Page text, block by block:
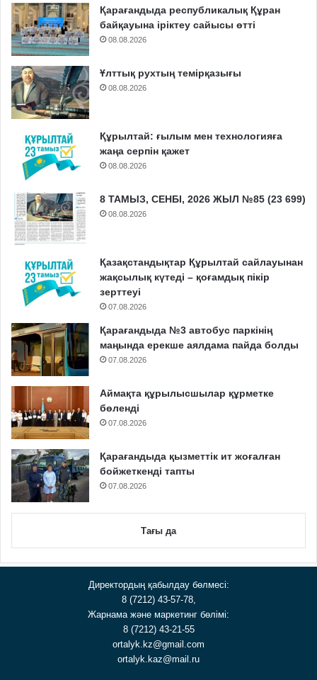
Қарағандыда республикалық Құран
байқауына іріктеу сайысы өтті
08.08.2026
Ұлттық рухтың темірқазығы
08.08.2026
Құрылтай: ғылым мен технологияға
жаңа серпін қажет
08.08.2026
8 ТАМЫЗ, СЕНБІ, 2026 ЖЫЛ №85 (23 699)
08.08.2026
Қазақстандықтар Құрылтай сайлауынан
жақсылық күтеді – қоғамдық пікір
зерттеуі
07.08.2026
Қарағандыда №3 автобус паркінің
маңында ерекше аялдама пайда болды
07.08.2026
Аймақта құрылысшылар құрметке
бөленді
07.08.2026
Қарағандыда қызметтік ит жоғалған
бойжеткенді тапты
07.08.2026
Тағы да
Директордың қабылдау бөлмесі:
8 (7212) 43-57-78,
Жарнама және маркетинг бөлімі:
8 (7212) 43-21-55
ortalyk.kz@gmail.com
ortalyk.kaz@mail.ru